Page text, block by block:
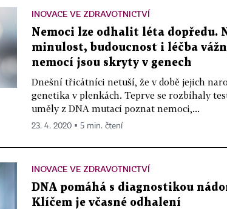
INOVACE VE ZDRAVOTNICTVÍ
Nemoci lze odhalit léta dopředu.
minulost, budoucnost i léčba
nemocí jsou skryty v genech
Dnešní třicátníci netuší, že v době jejich
genetika v plenkách. Teprve se rozbíhaly
uměly z DNA mutací poznat nemoci,...
23. 4. 2020 ▪ 5 min. čtení
INOVACE VE ZDRAVOTNICTVÍ
DNA pomáhá s diagnostikou
Klíčem je včasné odhalení